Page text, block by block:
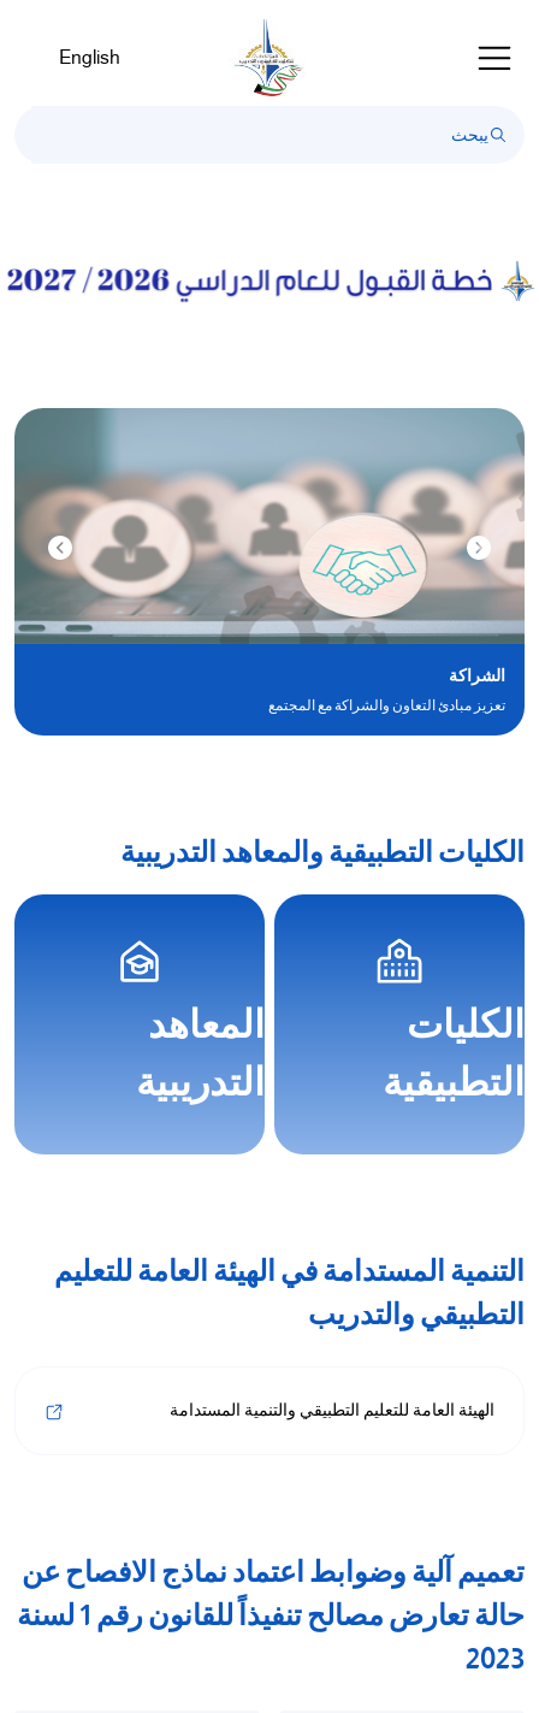
English
الشراكة
تعزيز مبادئ التعاون والشراكة مع المجتمع
الكليات التطبيقية والمعاهد التدريبية
الكليات
التطبيقية
المعاهد
التدريبية
التنمية المستدامة في الهيئة العامة للتعليم
التطبيقي والتدريب
الهيئة العامة للتعليم التطبيقي والتنمية المستدامة
تعميم آلية وضوابط اعتماد نماذج الافصاح عن
حالة تعارض مصالح تنفيذاً للقانون رقم 1 لسنة
2023